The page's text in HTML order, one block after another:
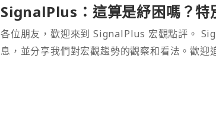
SignalPlus：這算是紓困嗎？特
各位朋友，歡迎來到 SignalPlus 宏觀點評。
息，並分享我們對宏觀趨勢的觀察和看法。歡